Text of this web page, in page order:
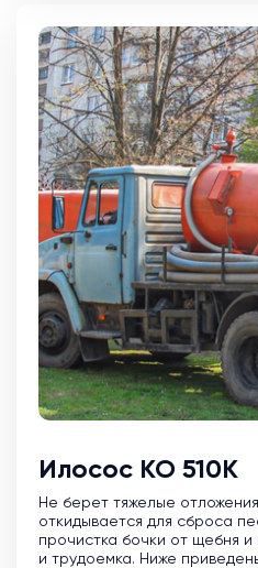
Илосос КО 510К
Не берет тяжелые
откидывается для сброса
прочистка бочки от щебня и
и трудоемка. Ниже